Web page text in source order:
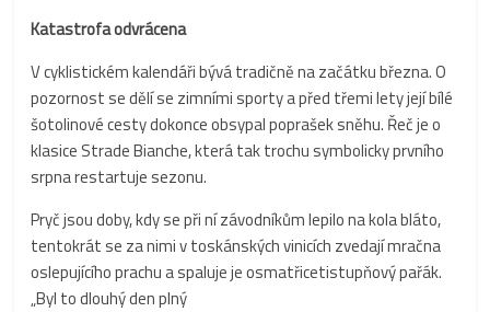
Katastrofa odvrácena
V cyklistickém kalendáři bývá tradičně na začátku března. O
pozornost se dělí se zimními sporty a před třemi lety její bílé
šotolinové cesty dokonce obsypal poprašek sněhu. Řeč je o
klasice Strade Bianche, která tak trochu symbolicky prvního
srpna restartuje sezonu.
Pryč jsou doby, kdy se při ní závodníkům lepilo na kola bláto,
tentokrát se za nimi v toskánských vinicích zvedají mračna
oslepujícího prachu a spaluje je osmatřicetistupňový pařák.
„Byl to dlouhý den plný